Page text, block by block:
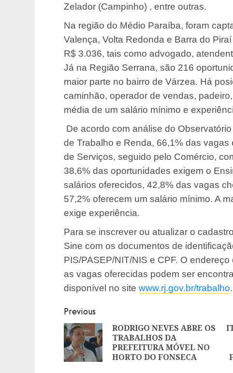
Zelador (Campinho) , entre outras.
Na região do Médio Paraíba, foram
Valença, Volta Redonda e Barra do
R$ 3.036, tais como advogado,
Já na Região Serrana, são 216
maior parte no bairro de Várzea. Há
caminhão, operador de vendas,
média de um salário mínimo e
De acordo com análise do
de Trabalho e Renda, 66,1% das
de Serviços, seguido pelo Comércio,
38,6% das oportunidades exigem o
salários oferecidos, 42,8% das vagas
57,2% oferecem um salário mínimo. A
exige experiência.
Para se inscrever ou atualizar o
Sine com os documentos de
PIS/PASEP/NIT/NIS e CPF. O
as vagas oferecidas podem ser
disponível no site www.rj.gov.br/trabalho.
Post
navigation
Previous
RODRIGO NEVES ABRE OS
TRABALHOS DA
PREFEITURA MÓVEL NO
HORTO DO FONSECA